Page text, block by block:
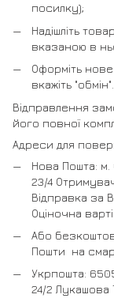
посилку);
Надішліть
вказаною в
Оформіть
вкажіть "обмін".
Відправлення
його повної
Адреси для
Нова Пошта: м.
23/4
Відправка за
Оціночна
Або
Пошти на
Укрпошта:
24/2